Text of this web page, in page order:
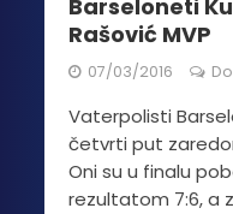
Barseloneti
Rašović MVP
07/03/2016
Vaterpolisti
četvrti put
Oni su u finalu
rezultatom 7:6, a